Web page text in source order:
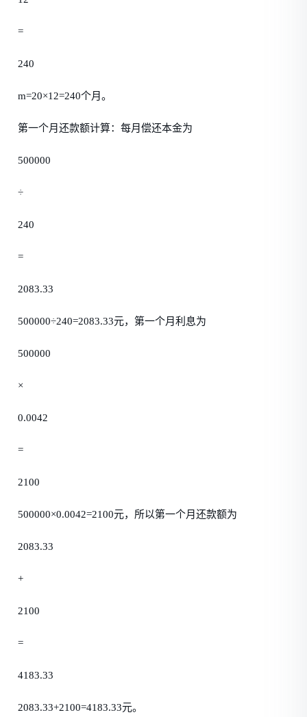
=
240
m=20×12=240个月。
第一个月还款额计算：每月偿还本金为
500000
÷
240
=
2083.33
500000÷240=2083.33元，第一个月利息为
500000
×
0.0042
=
2100
500000×0.0042=2100元，所以第一个月还款额为
2083.33
+
2100
=
4183.33
2083.33+2100=4183.33元。